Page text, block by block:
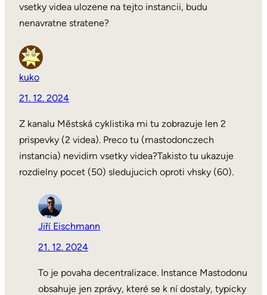
vsetky videa ulozene na tejto instancii, budu
nenavratne stratene?
kuko
21. 12. 2024
Z kanalu Městská cyklistika mi tu zobrazuje len 2
prispevky (2 videa). Preco tu (mastodonczech
instancia) nevidim vsetky videa?Takisto tu ukazuje
rozdielny pocet (50) sledujucich oproti vhsky (60).
Jiří Eischmann
21. 12. 2024
To je povaha decentralizace. Instance Mastodonu
obsahuje jen zprávy, které se k ní dostaly, typicky